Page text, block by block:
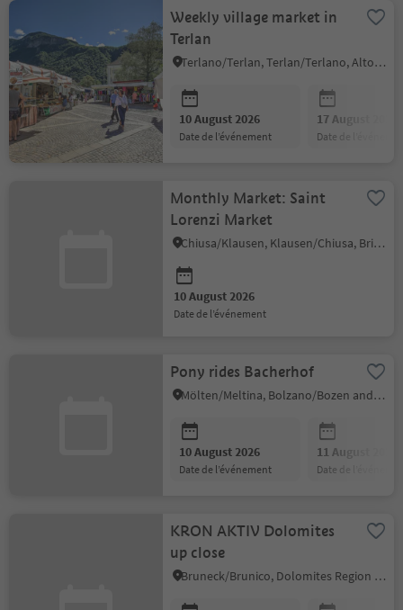
Weekly village market in
Terlan
Terlano/Terlan, Terlan/Terlano, Alto Adige Wine Road
10 August 2026
date de l’événement
17 August 2026
date de
Monthly Market: Saint
Lorenzi Market
Chiusa/Klausen, Klausen/Chiusa, Brixen/Bressanone and environs
10 August 2026
date de l’événement
Pony rides Bacherhof
Mölten/Meltina, Bolzano/Bozen and environs
10 August 2026
date de l’événement
11 August 2026
date de
KRON AKTIV Dolomites
up close
Bruneck/Brunico, Dolomites Region Kronplatz/Plan de Corones